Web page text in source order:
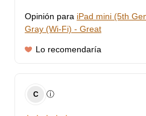
Opinión para iPad mini (5th
Gray (Wi-Fi) - Great
Lo recomendaría
C ⓘ